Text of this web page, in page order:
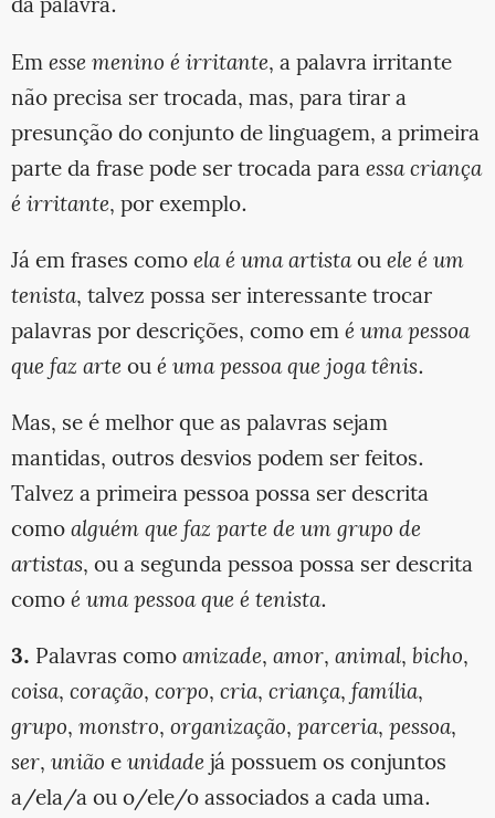
da palavra.
Emesse menino é irritante, a palavra irritante
não precisa ser trocada, mas, para tirar a
presunção do conjunto de linguagem, a primeira
parte da frase pode ser trocada paraessa criança
é irritante, por exemplo.
Já em frases comoela é uma artistaouele é um
tenista, talvez possa ser interessante trocar
palavras por descrições, como emé uma pessoa
que faz arteoué uma pessoa que joga tênis.
Mas, se é melhor que as palavras sejam
mantidas, outros desvios podem ser feitos.
Talvez a primeira pessoa possa ser descrita
comoalguém que faz parte de um grupo de
artistas, ou a segunda pessoa possa ser descrita
comoé uma pessoa que é tenista.
3. Palavras comoamizade, amor, animal, bicho,
coisa, coração, corpo, cria, criança,família,
grupo, monstro, organização, parceria, pessoa,
ser, união eunidadejá possuem os conjuntos
a/ela/a ou o/ele/o associados a cada uma.